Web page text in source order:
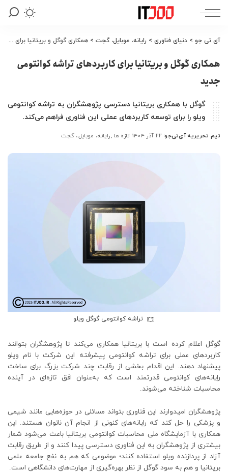
آی تی جو > دنیای فناوری > رایانه، موبایل، گجت > همکاری گوگل و بریتانیا برای کاربردهای تراشه کوانتومی جدید
همکاری گوگل و بریتانیا برای کاربردهای تراشه کوانتومی
جدید
گوگل با همکاری بریتانیا دسترسی پژوهشگران به تراشه کوانتومی
ویلو را برای توسعه کاربردهای عملی این فناوری فراهم می‌کند.
ارسال
تیم تحریریه آی‌تی‌جو ۲۲ آذر ۱۴۰۴ تازه ها رایانه، موبایل، گجت
تراشه کوانتومی گوگل ویلو
گوگل اعلام کرده است با بریتانیا همکاری می‌کند تا پژوهشگران بتوانند
کاربردهای عملی برای تراشه کوانتومی پیشرفته این شرکت با نام ویلو
پیشنهاد دهند. این اقدام بخشی از رقابت چند شرکت بزرگ برای ساخت
رایانه‌های کوانتومی قدرتمند است که به‌عنوان افق تازه‌ای در آینده
محاسبات شناخته می‌شوند.
پژوهشگران امیدوارند این فناوری بتواند مسائلی در حوزه‌هایی مانند شیمی
و پزشکی را حل کند که رایانه‌های کنونی از انجام آن ناتوان هستند. این
همکاری با آزمایشگاه ملی محاسبات کوانتومی بریتانیا باعث می‌شود شمار
بیشتری از پژوهشگران به این فناوری دسترسی پیدا کنند و از طریق رقابت
آزاد از پردازنده ویلو استفاده کنند؛ موضوعی که هم به نفع جامعه علمی
بریتانیا و هم به سود گوگل از نظر بهره‌گیری از مهارت‌های دانشگاهی است.